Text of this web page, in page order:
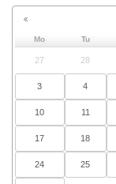
Mo Tu
27 28
3 4
10 11
17 18
24 25